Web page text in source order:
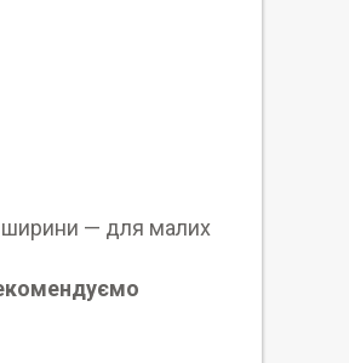
ширини — для малих